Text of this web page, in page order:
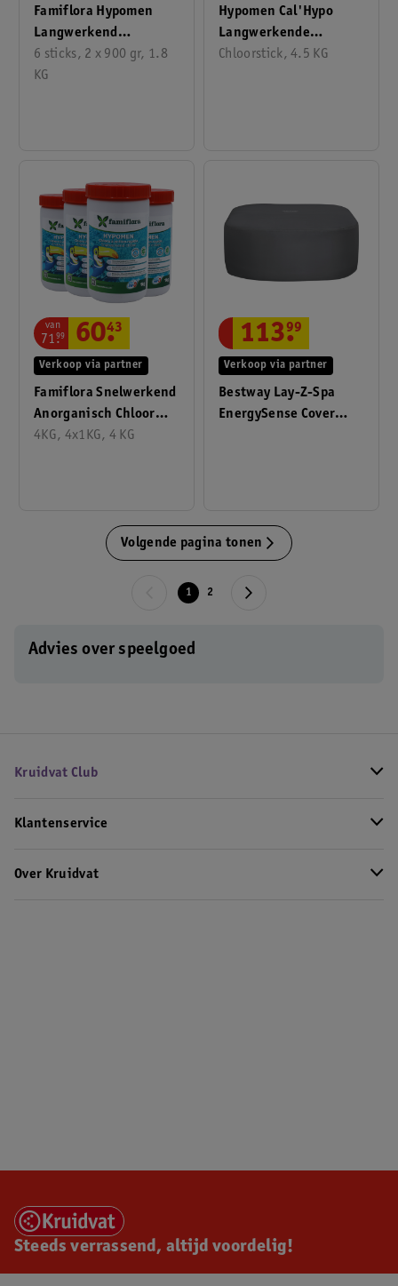
Famiflora Hypomen
Langwerkend
Anorganische
Chloorsticks
6 sticks, 2 x 900 gr, 1.8
KG
Hypomen Cal'Hypo
Langwerkende
Chloorsticks
Chloorstick, 4.5 KG
Famiflora Snelwerkend
Anorganisch Chloor
Granulaat
4KG, 4x1KG, 4 KG
Verkoop via partner
van
71.
99 60.
43
Bestway Lay-Z-Spa
EnergySense Cover
Verkoop via partner
113.
99
Volgende pagina tonen
1 2
Advies over speelgoed
Kruidvat Club
Klantenservice
Over Kruidvat
Steeds verrassend, altijd voordelig!